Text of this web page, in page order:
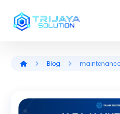
Blog